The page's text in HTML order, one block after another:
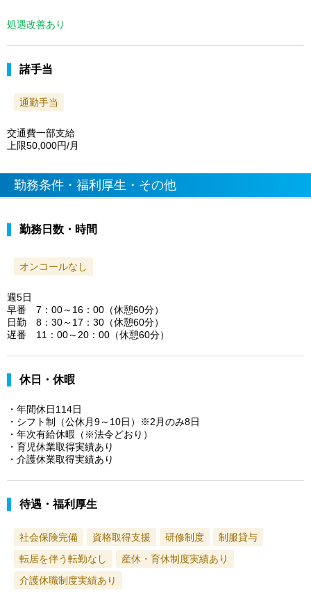
処遇改善あり
諸手当
通勤手当
交通費一部支給
上限50,000円/月
勤務条件・福利厚生・その他
勤務日数・時間
オンコールなし
週5日
早番 7：00～16：00（休憩60分）
日勤 8：30～17：30（休憩60分）
遅番 11：00～20：00（休憩60分）
休日・休暇
・年間休日114日
・シフト制（公休月9～10日）※2月のみ8日
・年次有給休暇（※法令どおり）
・育児休業取得実績あり
・介護休業取得実績あり
待遇・福利厚生
社会保険完備 資格取得支援 研修制度
制服貸与
転居を伴う転勤なし
産休・育休制度実績あり
介護休職制度実績あり